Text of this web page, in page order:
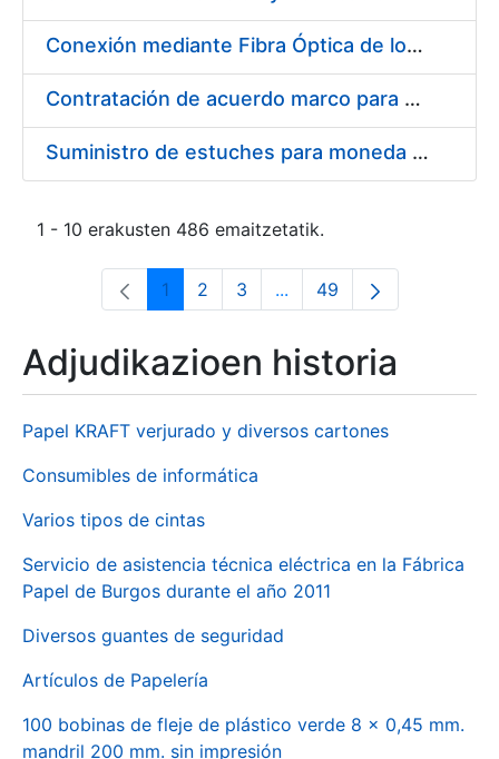
Conexión mediante Fibra Óptica de los Centros de Proceso de Datos (CPDs) de las sedes de la FNMT-RCM de Burgos y Madrid
Contratación de acuerdo marco para el Suministro de Material de Electricidad para la Fábrica Nacional de Moneda y Timbre-Real Casa de la Moneda en su centro de trabajo de Burgos
Suministro de estuches para moneda de 30 €
1 - 10 erakusten 486 emaitzetatik.
Orrialdea
1 Orrialdea
2 Orrialdea
3 ...Intermediate Pages Use
Orrialdea
49
Adjudikazioen historia
Papel KRAFT verjurado y diversos cartones
Consumibles de informática
Varios tipos de cintas
Servicio de asistencia técnica eléctrica en la Fábrica
Papel de Burgos durante el año 2011
Diversos guantes de seguridad
Artículos de Papelería
100 bobinas de fleje de plástico verde 8 x 0,45 mm.
mandril 200 mm. sin impresión